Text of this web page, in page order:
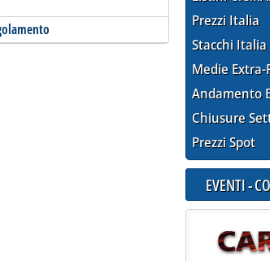
Prezzi Italia
Stacchi Italia
Medie Extra-
Andamento
Chiusure
Prezzi Spot
EVENTI -